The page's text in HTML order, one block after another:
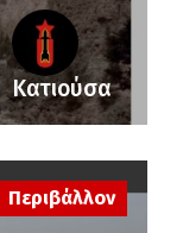
Κατιούσα
Περιβάλλον